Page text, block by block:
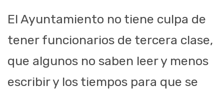
El Ayuntamiento no tiene culpa de
tener funcionarios de tercera clase,
que algunos no saben leer y menos
escribir y los tiempos para que se